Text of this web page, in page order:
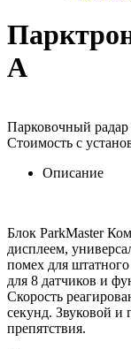
A
Парковочный радар
Стоимость с
Описание
Блок ParkMaster
дисплеем,
помех для
для 8 датчиков и
Скорость
секунд. Звуковой и
препятствия.